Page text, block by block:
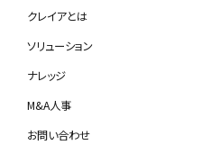
クレイアとは
ソリューション
ナレッジ
M&A人事
お問い合わせ